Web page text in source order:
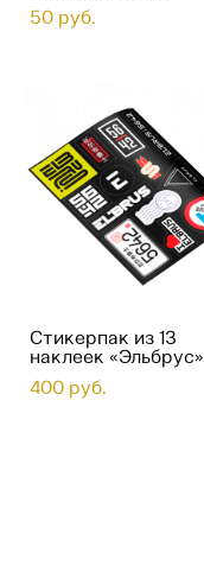
50 pуб.
Стикерпак из 13
наклеек «Эльбрус»
400 pуб.